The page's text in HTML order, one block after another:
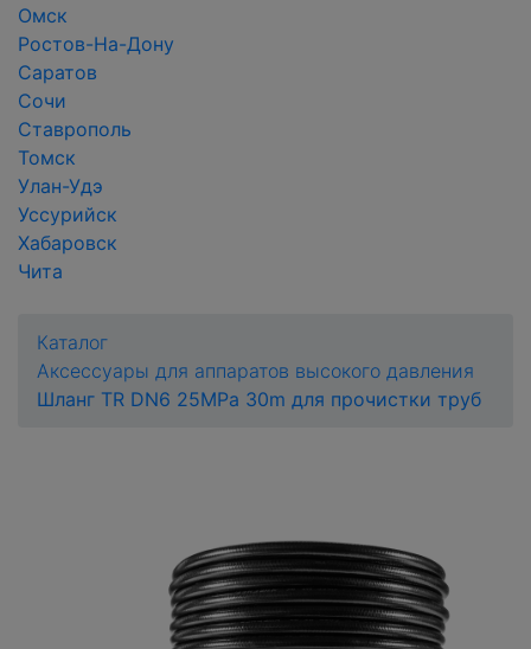
Омск
Ростов-На-Дону
Саратов
Сочи
Ставрополь
Томск
Улан-Удэ
Уссурийск
Хабаровск
Чита
Каталог
Аксессуары для аппаратов высокого давления
Шланг TR DN6 25MPa 30m для прочистки труб